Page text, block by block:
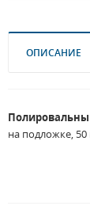
ОПИСАНИЕ
на подложке,